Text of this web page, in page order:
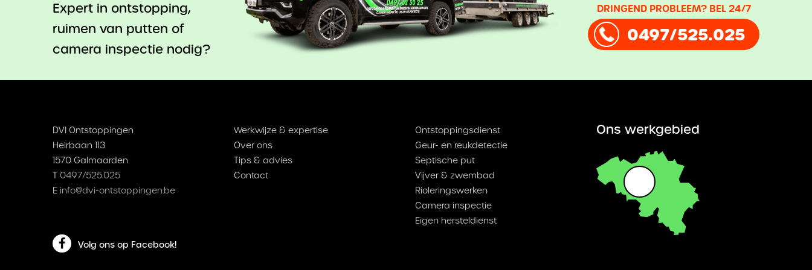
Expert in ontstopping,
ruimen van putten of
camera inspectie nodig?
DRINGEND PROBLEEM? BEL 24/7
0497/525.025
DVI Ontstoppingen
Heirbaan 113
1570 Galmaarden
T 0497/525.025
E info@dvi-ontstoppingen.be
Volg ons op Facebook!
Werkwijze & expertise
Over ons
Tips & advies
Contact
Ontstoppingsdienst
Geur- en reukdetectie
Septische put
Vijver & zwembad
Rioleringswerken
Camera inspectie
Eigen hersteldienst
Ons werkgebied